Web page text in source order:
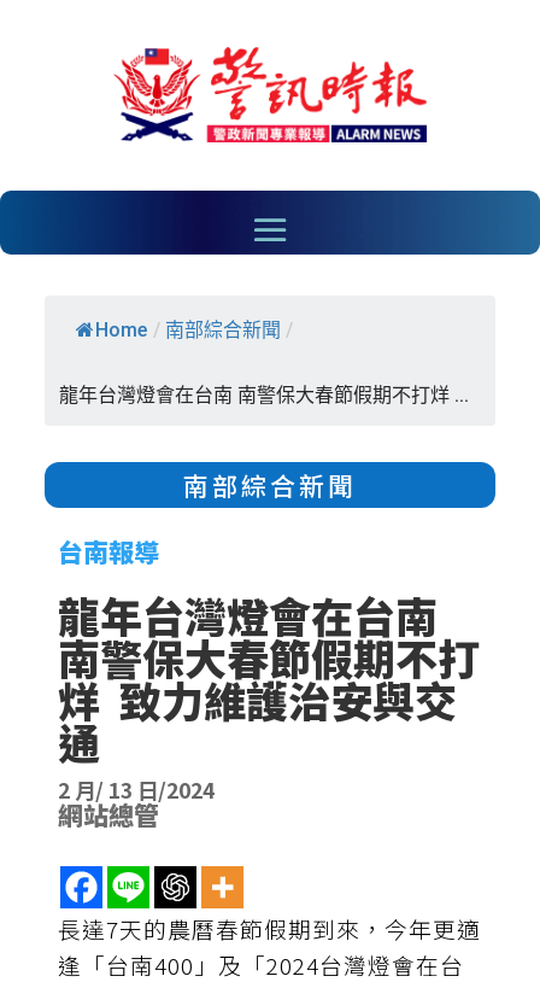
Home / 南部綜合新聞 /
龍年台灣燈會在台南 南警保大春節假期不打烊 ...
南部綜合新聞
台南報導
龍年台灣燈會在台南
南警保大春節假期不打
烊 致力維護治安與交
通
2 月/ 13 日/2024
網站總管
長達7天的農曆春節假期到來，今年更適
逢「台南400」及「2024台灣燈會在台